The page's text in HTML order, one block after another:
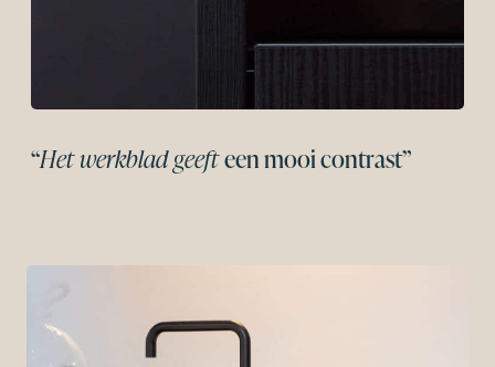
“Het werkblad geefteen mooi contrast”